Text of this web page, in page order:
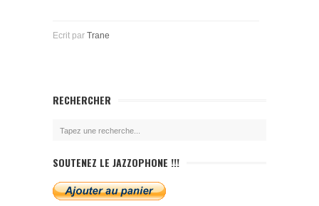
Ecrit par Trane
RECHERCHER
SOUTENEZ LE JAZZOPHONE !!!